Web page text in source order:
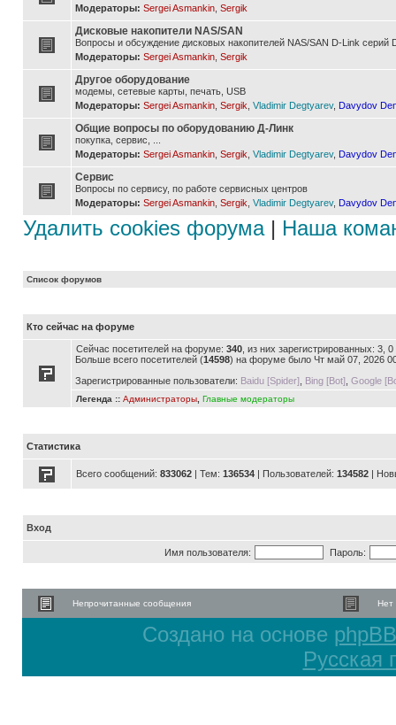
Модераторы: Sergei Asmankin Sergik
Дисковые накопители NAS/SAN
Вопросы и обсуждение дисковых накопителей NAS/SAN D-Link серий
Модераторы: Sergei Asmankin Sergik
Другое оборудование
модемы, сетевые карты, печать, USB
Модераторы: Sergei Asmankin Sergik Vladimir Degtyarev, Davydov
Общие вопросы по оборудованию Д-Линк
покупка, сервис, ...
Модераторы: Sergei Asmankin Sergik Vladimir Degtyarev, Davydov
Сервис
Вопросы по сервису, по работе сервисных центров
Модераторы: Sergei Asmankin Sergik Vladimir Degtyarev, Davydov
Удалить cookies форума| Наша
Список форумов
Кто сейчас на форуме
Сейчас посетителей на форуме: 340 , из них зарегистрированных: 3,
Больше всего посетителей (14598) на форуме было Чт май 07, 2026
Зарегистрированные пользователи: Baidu [Spider] Bing [Bot] Google
Легенда :: Администраторы Главные модераторы
Статистика
Всего сообщений: 833062 | Тем: 136534 | Пользователей: 134582 |
Вход
Имя пользователя: Пароль:
Непрочитанные сообщения Нет
Создано на основе phpBB
Русская